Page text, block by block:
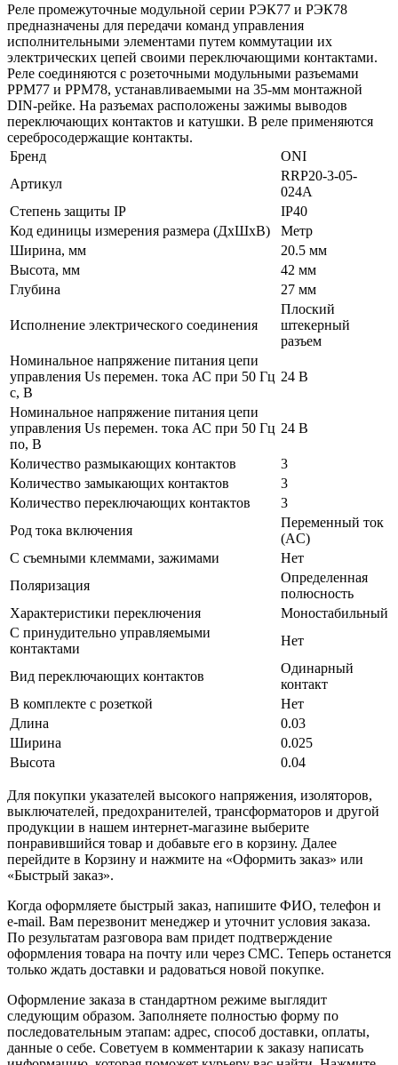
Реле промежуточные модульной серии РЭК77 и РЭК78
предназначены для передачи команд управления
исполнительными элементами путем коммутации их
электрических цепей своими переключающими контактами.
Реле соединяются с розеточными модульными разъемами
РРМ77 и РРМ78, устанавливаемыми на 35-мм монтажной
DIN-рейке. На разъемах расположены зажимы выводов
переключающих контактов и катушки. В реле применяются
серебросодержащие контакты.
Бренд
ONI
Артикул
RRP20-3-05-
024A
Степень защиты IP
IP40
Код единицы измерения размера (ДхШхВ)
Метр
Ширина, мм
20.5 мм
Высота, мм
42 мм
Глубина
27 мм
Исполнение электрического соединения
Плоский
штекерный
разъем
Номинальное напряжение питания цепи
управления Us перемен. тока АС при 50 Гц
с, В
24 В
Номинальное напряжение питания цепи
управления Us перемен. тока АС при 50 Гц
по, В
24 В
Количество размыкающих контактов
3
Количество замыкающих контактов
3
Количество переключающих контактов
3
Род тока включения
Переменный ток
(AC)
С съемными клеммами, зажимами
Нет
Поляризация
Определенная
полюсность
Характеристики переключения
Моностабильный
С принудительно управляемыми
контактами
Нет
Вид переключающих контактов
Одинарный
контакт
В комплекте с розеткой
Нет
Длина
0.03
Ширина
0.025
Высота
0.04
Для покупки указателей высокого напряжения, изоляторов,
выключателей, предохранителей, трансформаторов и другой
продукции в нашем интернет-магазине выберите
понравившийся товар и добавьте его в корзину. Далее
перейдите в Корзину и нажмите на «Оформить заказ» или
«Быстрый заказ».
Когда оформляете быстрый заказ, напишите ФИО, телефон и
e-mail. Вам перезвонит менеджер и уточнит условия заказа.
По результатам разговора вам придет подтверждение
оформления товара на почту или через СМС. Теперь останется
только ждать доставки и радоваться новой покупке.
Оформление заказа в стандартном режиме выглядит
следующим образом. Заполняете полностью форму по
последовательным этапам: адрес, способ доставки, оплаты,
данные о себе. Советуем в комментарии к заказу написать